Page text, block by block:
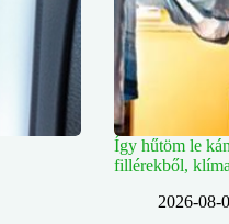
Így hűtöm le
fillérekből,
2026-08-